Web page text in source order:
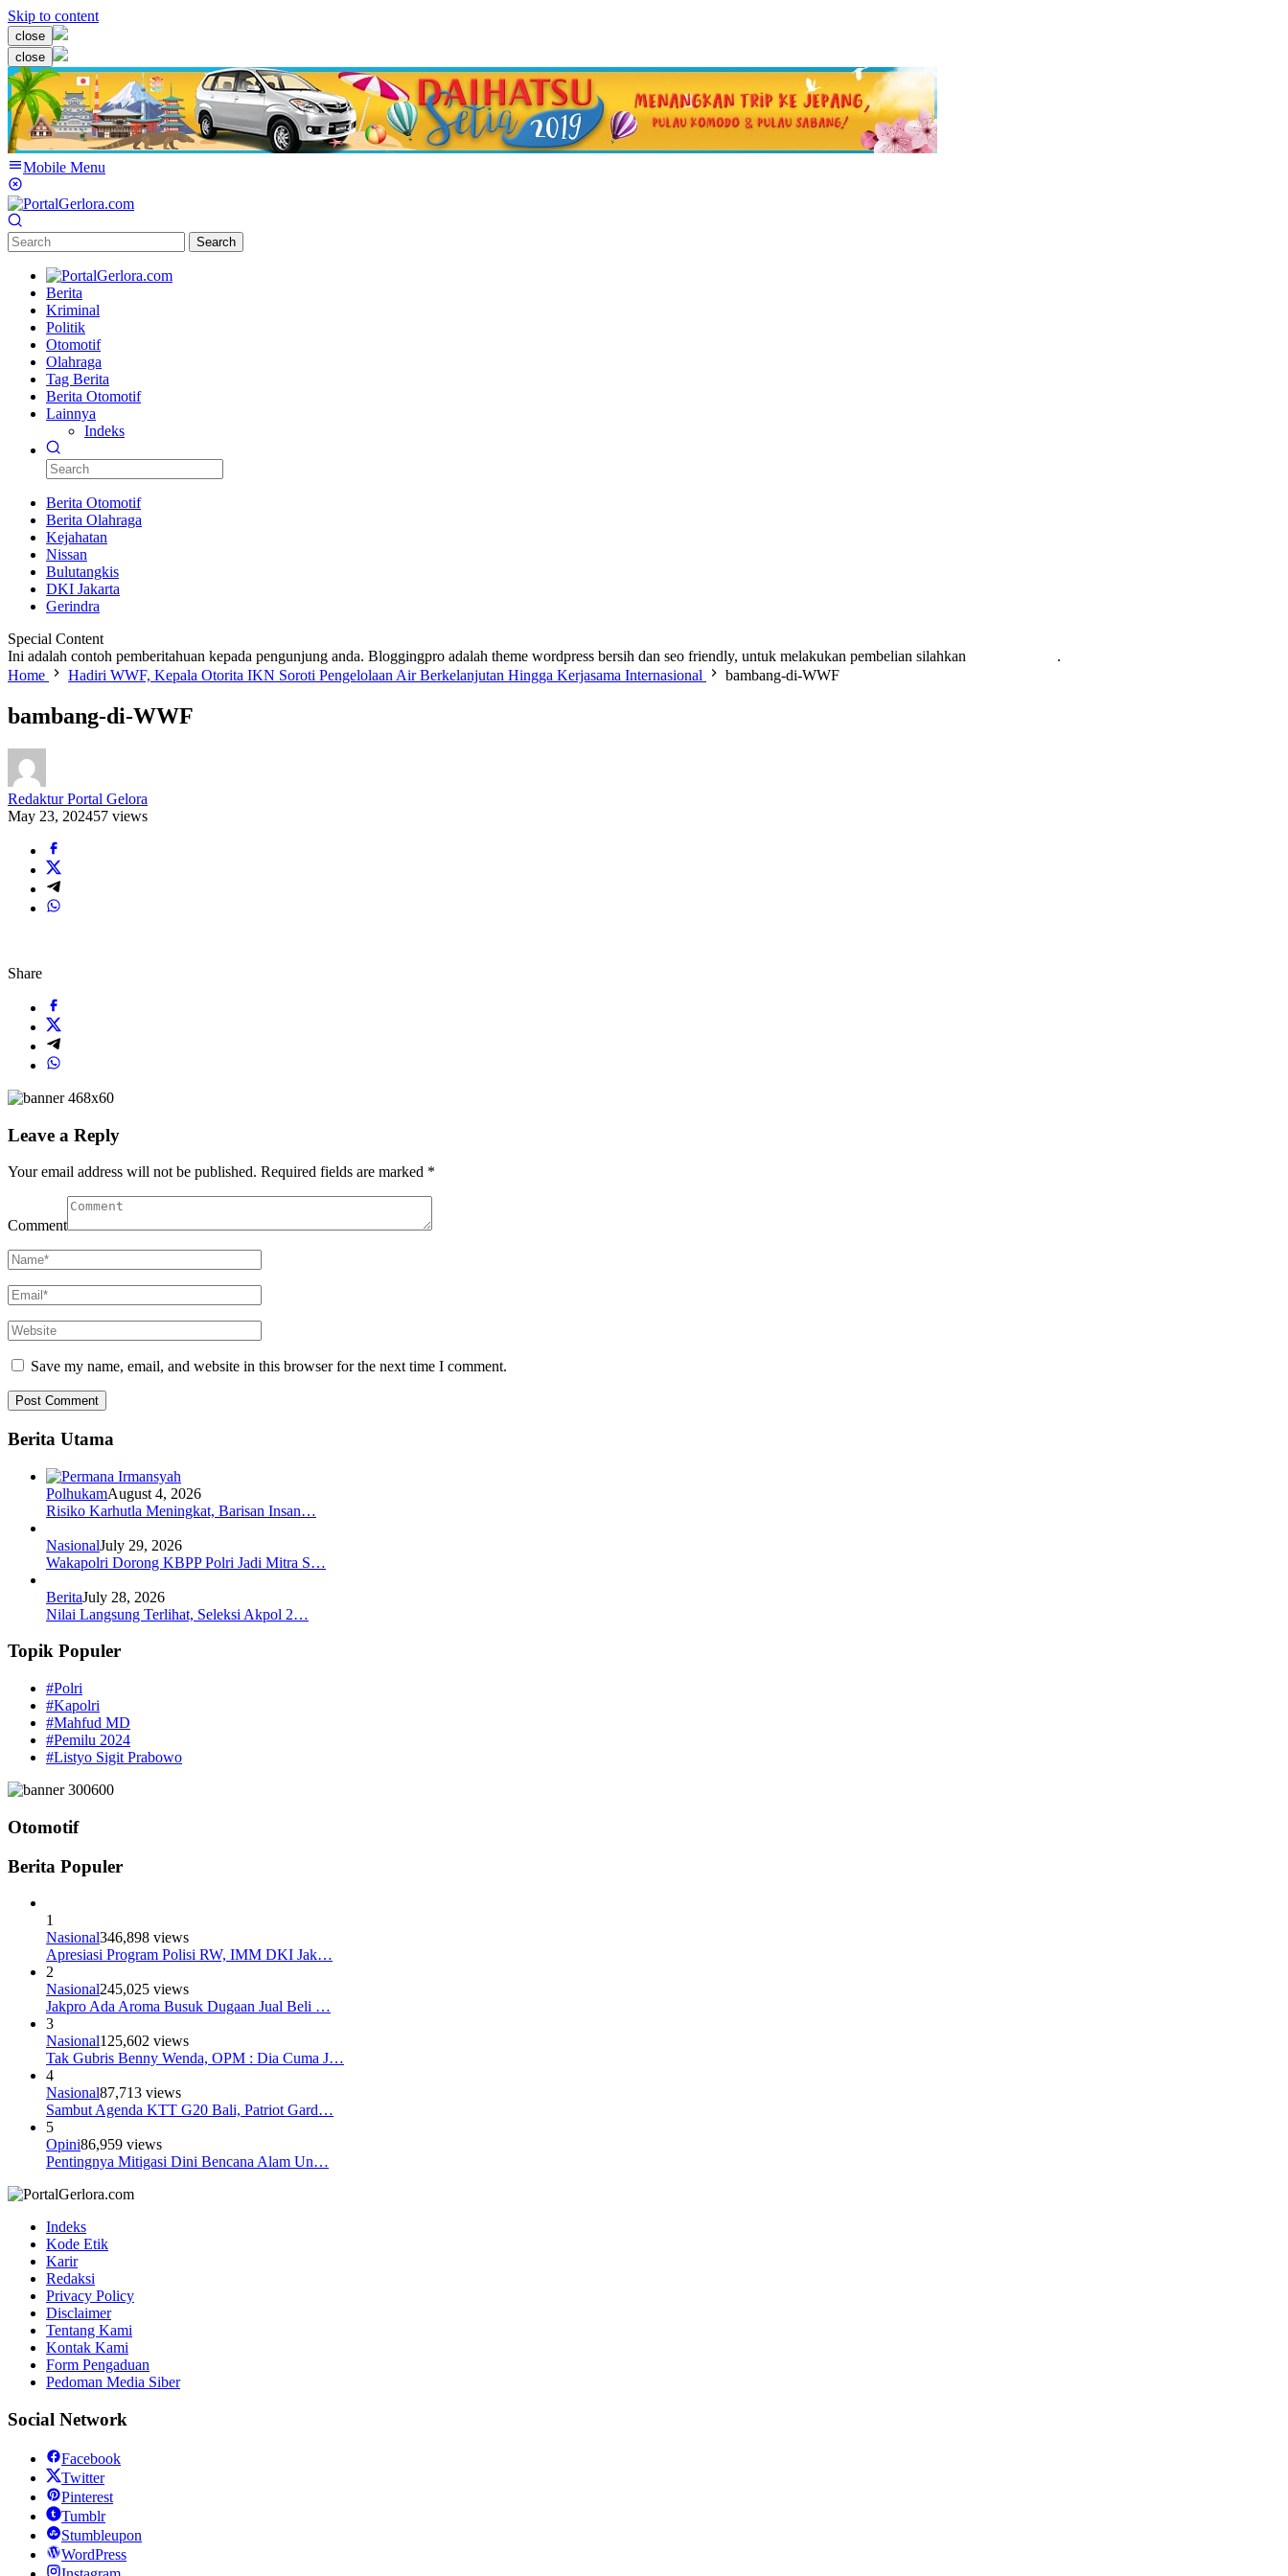
Skip to content
close
close
Mobile Menu
Search
Berita
Kriminal
Politik
Otomotif
Olahraga
Tag Berita
Berita Otomotif
Lainnya
Indeks
Berita Otomotif
Berita Olahraga
Kejahatan
Nissan
Bulutangkis
DKI Jakarta
Gerindra
Special Content
Ini adalah contoh pemberitahuan kepada pengunjung anda. Bloggingpro adalah theme wordpress bersih dan seo friendly, untuk melakukan pembelian silahkan
.
Home
Hadiri WWF, Kepala Otorita IKN Soroti Pengelolaan Air Berkelanjutan Hingga Kerjasama Internasional bambang-di-WWF
bambang-di-WWF
Redaktur Portal Gelora
May 23, 202457 views
Share
Leave a Reply
Your email address will not be published. Required fields are marked *
Comment
Save my name, email, and website in this browser for the next time I comment.
Berita Utama
PolhukamAugust 4, 2026
Risiko Karhutla Meningkat, Barisan Insan…
NasionalJuly 29, 2026
Wakapolri Dorong KBPP Polri Jadi Mitra S…
BeritaJuly 28, 2026
Nilai Langsung Terlihat, Seleksi Akpol 2…
Topik Populer
#Polri
#Kapolri
#Mahfud MD
#Pemilu 2024
#Listyo Sigit Prabowo
Otomotif
Berita Populer
1
Nasional346,898 views
Apresiasi Program Polisi RW, IMM DKI Jak…
2
Nasional245,025 views
Jakpro Ada Aroma Busuk Dugaan Jual Beli …
3
Nasional125,602 views
Tak Gubris Benny Wenda, OPM : Dia Cuma J…
4
Nasional87,713 views
Sambut Agenda KTT G20 Bali, Patriot Gard…
5
Opini86,959 views
Pentingnya Mitigasi Dini Bencana Alam Un…
Indeks
Kode Etik
Karir
Redaksi
Privacy Policy
Disclaimer
Tentang Kami
Kontak Kami
Form Pengaduan
Pedoman Media Siber
Social Network
Facebook
Twitter
Pinterest
Tumblr
Stumbleupon
WordPress